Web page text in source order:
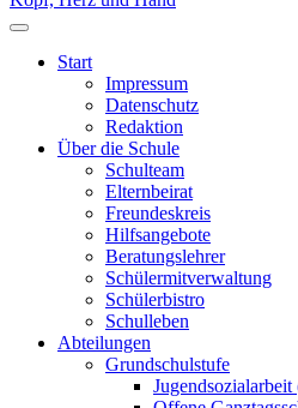
Start
Impressum
Datenschutz
Redaktion
Über die Schule
Schulteam
Elternbeirat
Freundeskreis
Hilfsangebote
Beratungslehrer
Schülermitverwaltung
Schülerbistro
Schulleben
Abteilungen
Grundschulstufe
Jugendsozialarbeit